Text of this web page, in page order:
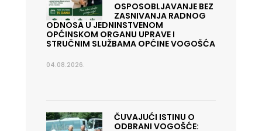
OSPOSOBLJAVANJE BEZ
ZASNIVANJA RADNOG
ODNOSA U JEDNINSTVENOM
OPĆINSKOM ORGANU UPRAVE I
STRUČNIM SLUŽBAMA OPĆINE VOGOŠĆA
04.08.2026.
ČUVAJUĆI ISTINU O
ODBRANI VOGOŠĆE: